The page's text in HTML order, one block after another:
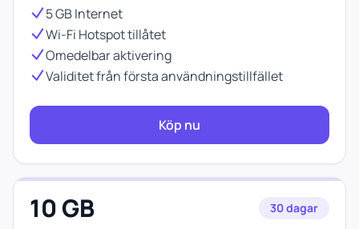
5 GB Internet
Wi-Fi Hotspot tillåtet
Omedelbar aktivering
Validitet från första användningstillfället
Köp nu
10 GB 30 dagar